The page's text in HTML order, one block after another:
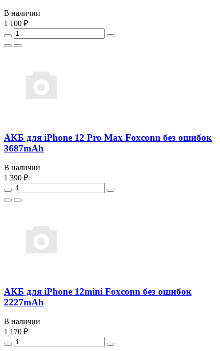
В наличии
1 100 ₽
АКБ для iPhone 12 Pro Max Foxconn без ошибок
3687mAh
В наличии
1 390 ₽
АКБ для iPhone 12mini Foxconn без ошибок
2227mAh
В наличии
1 170 ₽